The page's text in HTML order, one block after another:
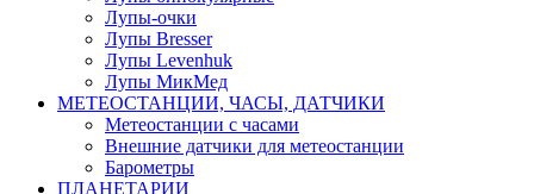
Лупы-очки
Лупы Bresser
Лупы Levenhuk
Лупы МикМед
МЕТЕОСТАНЦИИ, ЧАСЫ, ДАТЧИКИ
Метеостанции с часами
Внешние датчики для метеостанции
Барометры
ПЛАНЕТАРИИ